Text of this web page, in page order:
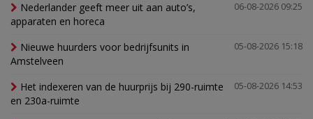
06-08-2026 09:25
Nederlander geeft meer uit aan auto’s,
apparaten en horeca
05-08-2026 15:18
Nieuwe huurders voor bedrijfsunits in
Amstelveen
05-08-2026 14:53
Het indexeren van de huurprijs bij 290-ruimte
en 230a-ruimte